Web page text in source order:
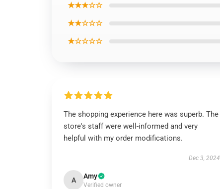
★★★☆☆
★★☆☆☆
★☆☆☆☆
The shopping experience here was superb. The
store's staff were well-informed and very
helpful with my order modifications.
Dec 3, 2024
A Amy
Verified owner